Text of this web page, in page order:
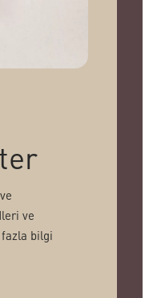
ve
bilgi